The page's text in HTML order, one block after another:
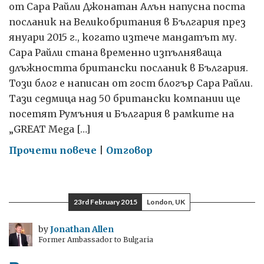
от Сара Райли Джонатан Алън напусна поста
посланик на Великобритания в България през
януари 2015 г., когато изтече мандатът му.
Сара Райли стана временно изпълняваща
длъжността британски посланик в България.
Този блог е написан от гост блогър Сара Райли.
Тази седмица над 50 британски компании ще
посетят Румъния и България в рамките на
„GREAT Mega […]
Прочети повече on
Mission”
в
България
Отговор
23rd February 2015 London, UK
byJonathan Allen
Former Ambassador to Bulgaria